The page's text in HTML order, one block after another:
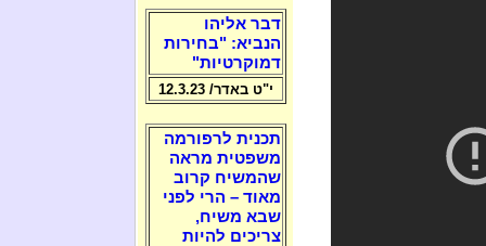
דבר אליהו
הנביא: "בחירות
דמוקרטיות"
י"ט באדר/ 12.3.23
תכנית לרפורמה
משפטית מראה
שהמשיח קרוב
מאוד – הרי לפני
שבא משיח,
צריכים להיות